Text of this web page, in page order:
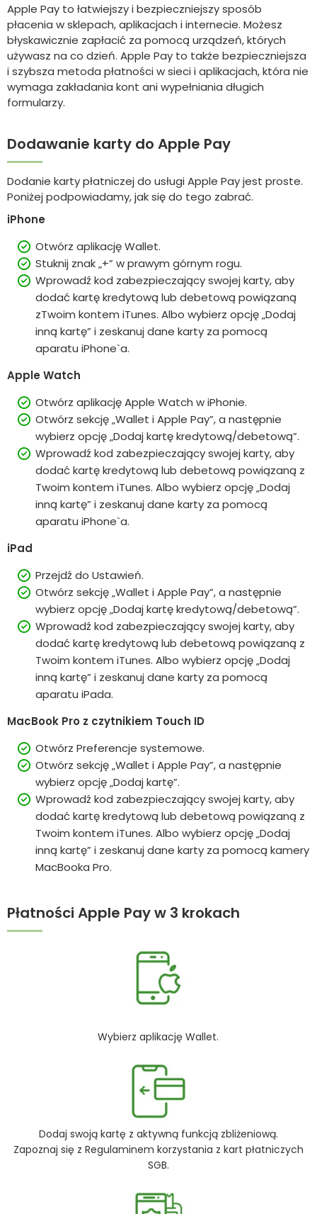
Apple Pay to łatwiejszy i bezpieczniejszy sposób
płacenia w sklepach, aplikacjach i internecie. Możesz
błyskawicznie zapłacić za pomocą urządzeń, których
używasz na co dzień. Apple Pay to także bezpieczniejsza
i szybsza metoda płatności w sieci i aplikacjach, która nie
wymaga zakładania kont ani wypełniania długich
formularzy.
Dodawanie karty do Apple Pay
Dodanie karty płatniczej do usługi Apple Pay jest proste.
Poniżej podpowiadamy, jak się do tego zabrać.
iPhone
Otwórz aplikację Wallet.
Stuknij znak „+” w prawym górnym rogu.
Wprowadź kod zabezpieczający swojej karty, aby
dodać kartę kredytową lub debetową powiązaną
zTwoim kontem iTunes. Albo wybierz opcję „Dodaj
inną kartę” i zeskanuj dane karty za pomocą
aparatu iPhone`a.
Apple Watch
Otwórz aplikację Apple Watch w iPhonie.
Otwórz sekcję „Wallet i Apple Pay”, a następnie
wybierz opcję „Dodaj kartę kredytową/debetową”.
Wprowadź kod zabezpieczający swojej karty, aby
dodać kartę kredytową lub debetową powiązaną z
Twoim kontem iTunes. Albo wybierz opcję „Dodaj
inną kartę” i zeskanuj dane karty za pomocą
aparatu iPhone`a.
iPad
Przejdź do Ustawień.
Otwórz sekcję „Wallet i Apple Pay”, a następnie
wybierz opcję „Dodaj kartę kredytową/debetową”.
Wprowadź kod zabezpieczający swojej karty, aby
dodać kartę kredytową lub debetową powiązaną z
Twoim kontem iTunes. Albo wybierz opcję „Dodaj
inną kartę” i zeskanuj dane karty za pomocą
aparatu iPada.
MacBook Pro z czytnikiem Touch ID
Otwórz Preferencje systemowe.
Otwórz sekcję „Wallet i Apple Pay”, a następnie
wybierz opcję „Dodaj kartę”.
Wprowadź kod zabezpieczający swojej karty, aby
dodać kartę kredytową lub debetową powiązaną z
Twoim kontem iTunes. Albo wybierz opcję „Dodaj
inną kartę” i zeskanuj dane karty za pomocą kamery
MacBooka Pro.
Płatności Apple Pay w 3 krokach
Wybierz aplikację Wallet.
Dodaj swoją kartę z aktywną funkcją zbliżeniową.
Zapoznaj się z Regulaminem korzystania z kart płatniczych
SGB.